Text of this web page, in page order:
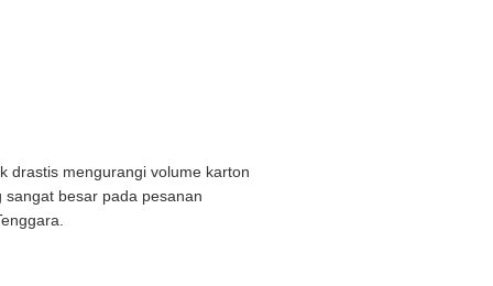
drastis mengurangi volume karton
besar pada pesanan